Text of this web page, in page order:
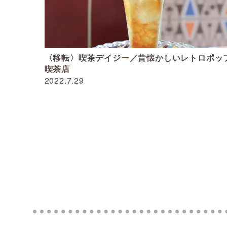
2022.7.29
〈移転〉喫茶デイジー／昔懐かしいレトロポッ
喫茶店